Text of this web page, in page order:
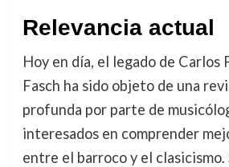
Relevancia actual
Hoy en día, el legado de Carlos
Fasch ha sido objeto de una
profunda por parte de
interesados en comprender
entre el barroco y el